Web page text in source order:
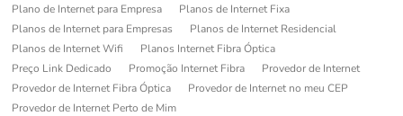
Plano de Internet para Empresa
Planos de Internet Fixa
Planos de Internet para Empresas
Planos de Internet Residencial
Planos de Internet Wifi
Planos Internet Fibra Óptica
Preço Link Dedicado
Promoção Internet Fibra
Provedor de Internet
Provedor de Internet Fibra Óptica
Provedor de Internet no meu CEP
Provedor de Internet Perto de Mim